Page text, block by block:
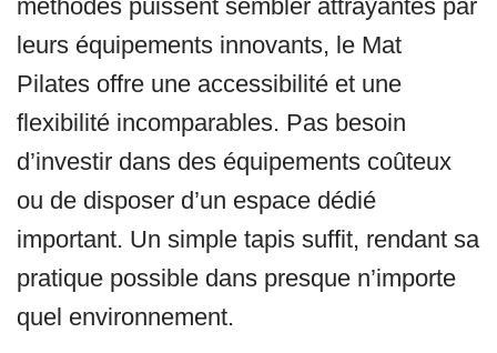
méthodes puissent sembler attrayantes par
leurs équipements innovants, le Mat
Pilates offre une accessibilité et une
flexibilité incomparables. Pas besoin
d’investir dans des équipements coûteux
ou de disposer d’un espace dédié
important. Un simple tapis suffit, rendant sa
pratique possible dans presque n’importe
quel environnement.